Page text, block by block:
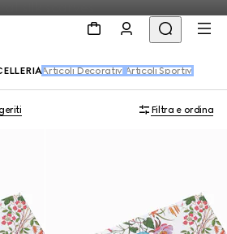
Articoli Decorativi Articoli Sportivi
Filtra e ordina